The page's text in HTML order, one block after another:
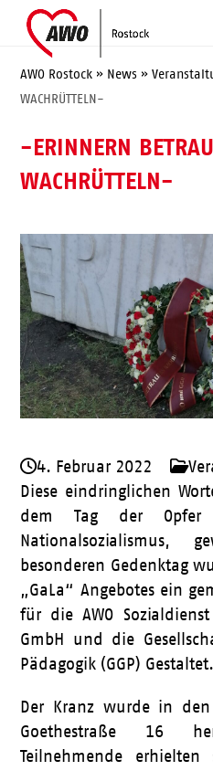
content
Open
mobile
menu
Close
mobile
menu
AWO Rostock » News »
WACHRÜTTELN-
-ERINNERN
WACHRÜTTELN-
4. Februar 2022
Diese eindringlichen
dem Tag der Opfer
Nationalsozialismus,
besonderen Gedenktag
„GaLa“ Angebotes ein
für die AWO
GmbH und die
Pädagogik (GGP) Gestaltet.
Der Kranz wurde in
Goethestraße 16
Teilnehmende